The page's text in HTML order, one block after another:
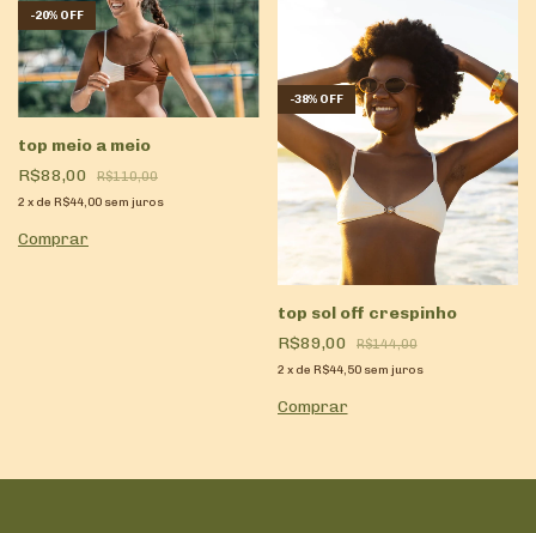
-20% OFF
top meio a meio
R$88,00
R$110,00
2 x de R$44,00 sem juros
Comprar
-38% OFF
top sol off crespinho
R$89,00
R$144,00
2 x de R$44,50 sem juros
Comprar